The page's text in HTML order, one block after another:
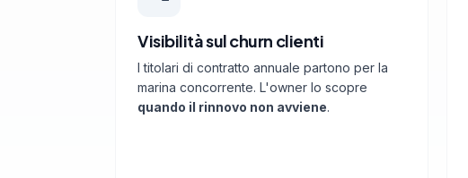
Visibilità sul churn clienti
I titolari di contratto annuale partono per la
marina concorrente. L'owner lo scopre
quando il rinnovo non avviene.